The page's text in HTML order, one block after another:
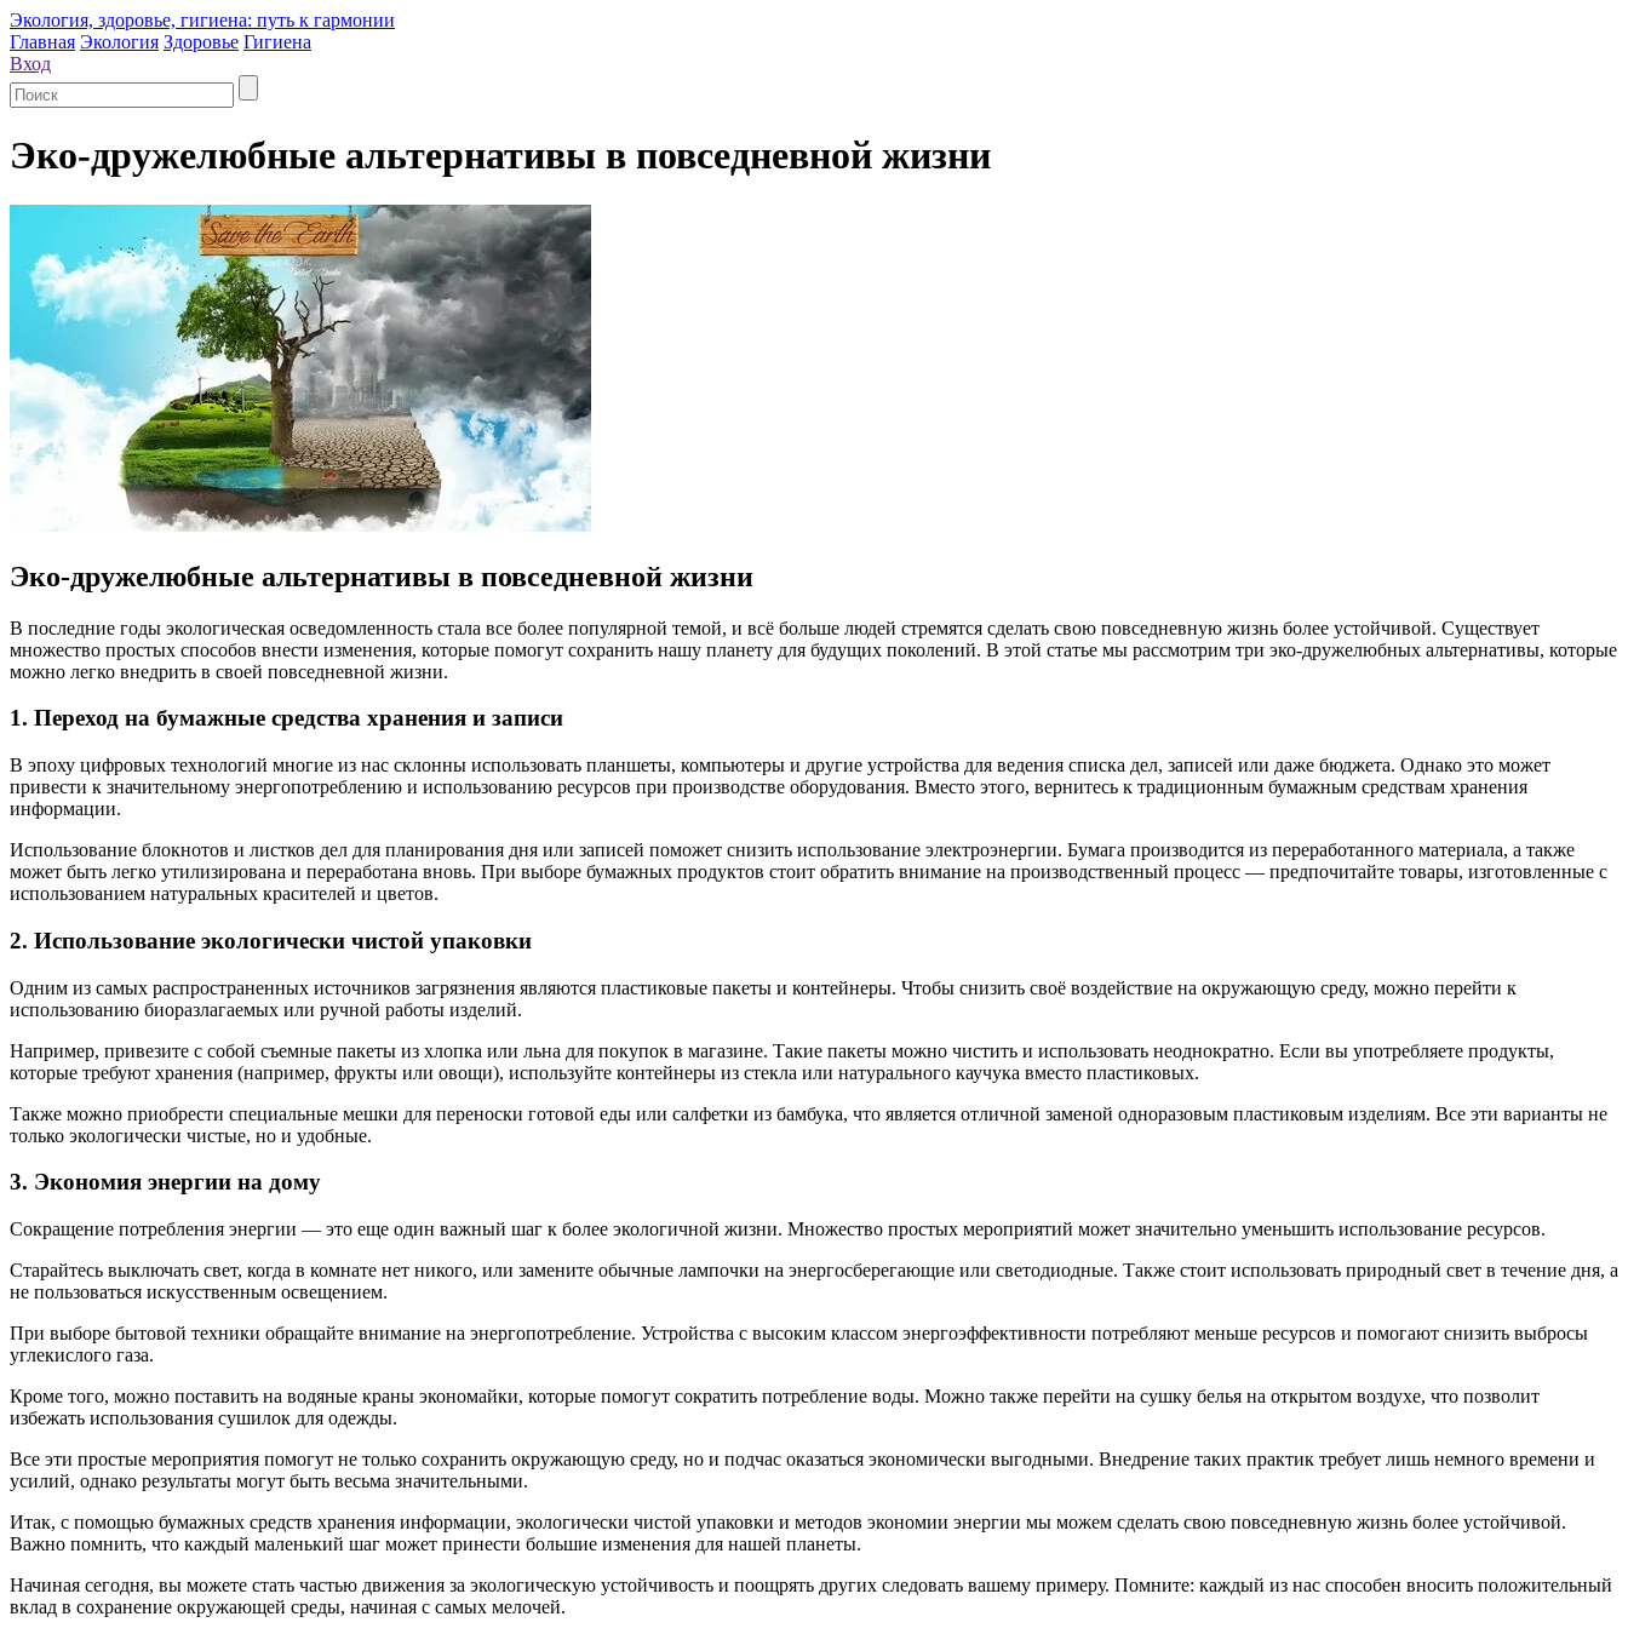
Экология, здоровье, гигиена: путь к гармонии
Главная Экология Здоровье Гигиена
Вход
Эко-дружелюбные альтернативы в повседневной жизни
Эко-дружелюбные альтернативы в повседневной жизни
В последние годы экологическая осведомленность стала все более популярной темой, и всё больше людей стремятся сделать свою повседневную жизнь более устойчивой. Существует
множество простых способов внести изменения, которые помогут сохранить нашу планету для будущих поколений. В этой статье мы рассмотрим три эко-дружелюбных альтернативы, которые
можно легко внедрить в своей повседневной жизни.
1. Переход на бумажные средства хранения и записи
В эпоху цифровых технологий многие из нас склонны использовать планшеты, компьютеры и другие устройства для ведения списка дел, записей или даже бюджета. Однако это может
привести к значительному энергопотреблению и использованию ресурсов при производстве оборудования. Вместо этого, вернитесь к традиционным бумажным средствам хранения
информации.
Использование блокнотов и листков дел для планирования дня или записей поможет снизить использование электроэнергии. Бумага производится из переработанного материала, а также
может быть легко утилизирована и переработана вновь. При выборе бумажных продуктов стоит обратить внимание на производственный процесс — предпочитайте товары, изготовленные с
использованием натуральных красителей и цветов.
2. Использование экологически чистой упаковки
Одним из самых распространенных источников загрязнения являются пластиковые пакеты и контейнеры. Чтобы снизить своё воздействие на окружающую среду, можно перейти к
использованию биоразлагаемых или ручной работы изделий.
Например, привезите с собой съемные пакеты из хлопка или льна для покупок в магазине. Такие пакеты можно чистить и использовать неоднократно. Если вы употребляете продукты,
которые требуют хранения (например, фрукты или овощи), используйте контейнеры из стекла или натурального каучука вместо пластиковых.
Также можно приобрести специальные мешки для переноски готовой еды или салфетки из бамбука, что является отличной заменой одноразовым пластиковым изделиям. Все эти варианты не
только экологически чистые, но и удобные.
3. Экономия энергии на дому
Сокращение потребления энергии — это еще один важный шаг к более экологичной жизни. Множество простых мероприятий может значительно уменьшить использование ресурсов.
Старайтесь выключать свет, когда в комнате нет никого, или замените обычные лампочки на энергосберегающие или светодиодные. Также стоит использовать природный свет в течение дня, а
не пользоваться искусственным освещением.
При выборе бытовой техники обращайте внимание на энергопотребление. Устройства с высоким классом энергоэффективности потребляют меньше ресурсов и помогают снизить выбросы
углекислого газа.
Кроме того, можно поставить на водяные краны экономайки, которые помогут сократить потребление воды. Можно также перейти на сушку белья на открытом воздухе, что позволит
избежать использования сушилок для одежды.
Все эти простые мероприятия помогут не только сохранить окружающую среду, но и подчас оказаться экономически выгодными. Внедрение таких практик требует лишь немного времени и
усилий, однако результаты могут быть весьма значительными.
Итак, с помощью бумажных средств хранения информации, экологически чистой упаковки и методов экономии энергии мы можем сделать свою повседневную жизнь более устойчивой.
Важно помнить, что каждый маленький шаг может принести большие изменения для нашей планеты.
Начиная сегодня, вы можете стать частью движения за экологическую устойчивость и поощрять других следовать вашему примеру. Помните: каждый из нас способен вносить положительный
вклад в сохранение окружающей среды, начиная с самых мелочей.